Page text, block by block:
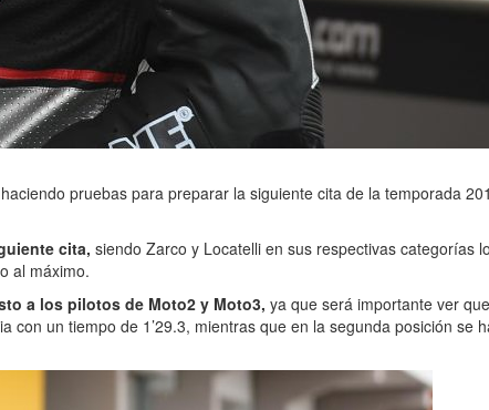
pruebas para preparar la siguiente cita de la temporada
cita, siendo Zarco y Locatelli en sus respectivas categorías
al máximo.
a los pilotos de Moto2 y Moto3, ya que será importante ver
un tiempo de 1’29.3, mientras que en la segunda posición se